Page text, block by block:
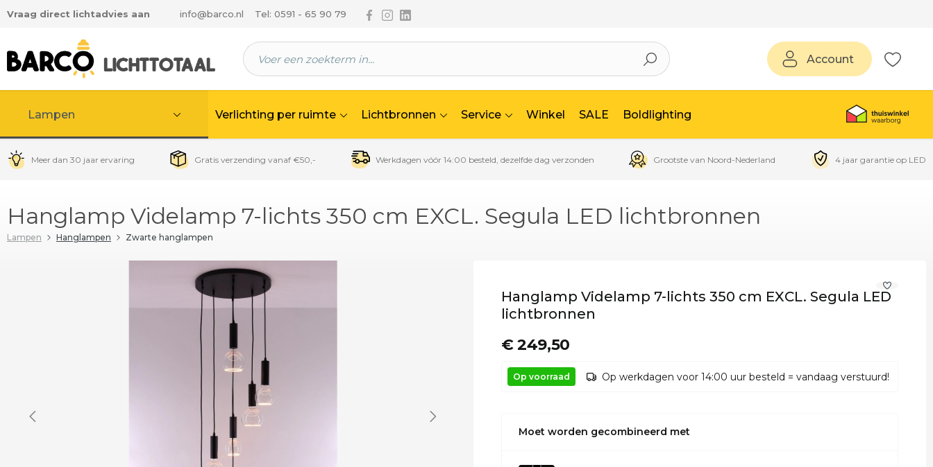
hoofdinhoud
Vraag direct lichtadvies aan info@barco.nl Tel: 0591 - 65 90 79 Volg ons via Facebook
Volg ons via Instagram
Volg ons via Linkedin
Account
Lampen Verlichting per ruimte Lichtbronnen Service Winkel SALE Boldlighting
Meer dan 30 jaar ervaring Gratis verzending vanaf €50,- Werkdagen vóór 14:00 besteld, dezelfde dag verzonden Grootste van Noord-Nederland 4 jaar garantie op LED
Hanglamp Videlamp 7-lichts 350 cm EXCL. Segula LED lichtbronnen
Lampen Hanglampen Zwarte hanglampen
Hanglamp Videlamp 7-lichts 350 cm EXCL. Segula LED
lichtbronnen
€ 249,50
Op voorraad Op werkdagen voor 14:00 uur besteld = vandaag verstuurd!
Moet worden gecombineerd met